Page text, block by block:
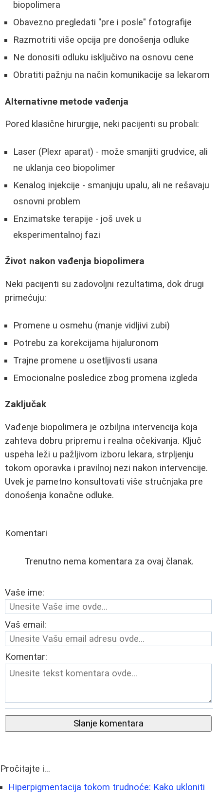
biopolimera
Obavezno pregledati "pre i posle" fotografije
Razmotriti više opcija pre donošenja odluke
Ne donositi odluku isključivo na osnovu cene
Obratiti pažnju na način komunikacije sa lekarom
Alternativne metode vađenja
Pored klasične hirurgije, neki pacijenti su probali:
Laser (Plexr aparat) - može smanjiti grudvice, ali
ne uklanja ceo biopolimer
Kenalog injekcije - smanjuju upalu, ali ne rešavaju
osnovni problem
Enzimatske terapije - još uvek u
eksperimentalnoj fazi
Život nakon vađenja biopolimera
Neki pacijenti su zadovoljni rezultatima, dok drugi
primećuju:
Promene u osmehu (manje vidljivi zubi)
Potrebu za korekcijama hijaluronom
Trajne promene u osetljivosti usana
Emocionalne posledice zbog promena izgleda
Zaključak
Vađenje biopolimera je ozbiljna intervencija koja
zahteva dobru pripremu i realna očekivanja. Ključ
uspeha leži u pažljivom izboru lekara, strpljenju
tokom oporavka i pravilnoj nezi nakon intervencije.
Uvek je pametno konsultovati više stručnjaka pre
donošenja konačne odluke.
Komentari
Trenutno nema komentara za ovaj članak.
Vaše ime:
Vaš email:
Komentar:
Slanje komentara
Pročitajte i...
Hiperpigmentacija tokom trudnoće: Kako ukloniti